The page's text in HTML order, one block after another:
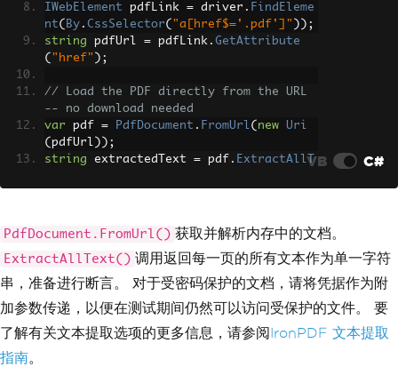
IWebElement pdfLink = driver . FindEleme
nt( By . CssSelector( "a[href$='.pdf']" ));
string pdfUrl = pdfLink . GetAttribute
( "href" );
// Load the PDF directly from the URL
-- no download needed
var pdf = PdfDocument . FromUrl( new
Uri
( pdfUrl ));
string extractedText = pdf . ExtractAllT
extractedText. Contains("IronPDF"))
Console .WriteLine("PDF validation
passed!");
driver.Quit();
VB C#
PdfDocument.FromUrl() 获取并解析内存中的文档。
ExtractAllText() 调用返回每一页的所有文本作为单一字符
串，准备进行断言。 对于受密码保护的文档，请将凭据作为附
加参数传递，以便在测试期间仍然可以访问受保护的文件。 要
了解有关文本提取选项的更多信息，请参阅IronPDF 文本提取
指南。